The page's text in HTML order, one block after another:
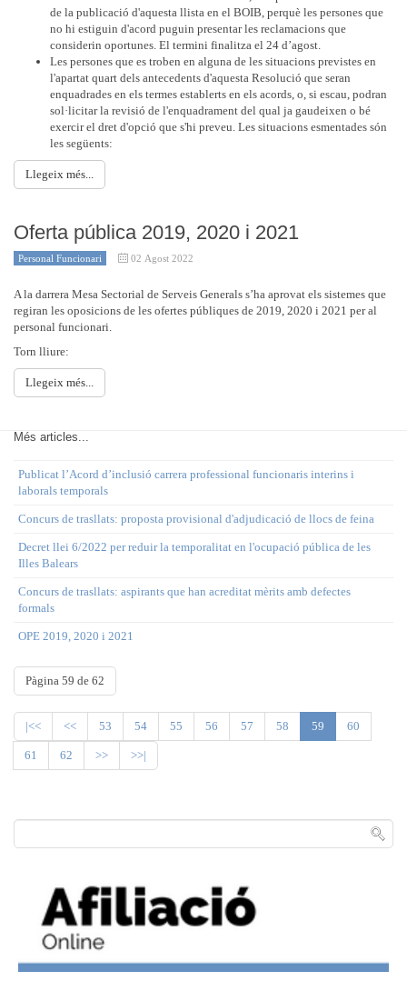
de la publicació d'aquesta llista en el BOIB, perquè les persones que
no hi estiguin d'acord puguin presentar les reclamacions que
considerin oportunes. El termini finalitza el 24 d’agost.
Les persones que es troben en alguna de les situacions previstes en
l'apartat quart dels antecedents d'aquesta Resolució que seran
enquadrades en els termes establerts en els acords, o, si escau, podran
sol·licitar la revisió de l'enquadrament del qual ja gaudeixen o bé
exercir el dret d'opció que s'hi preveu. Les situacions esmentades són
les següents:
Llegeix més...
Oferta pública 2019, 2020 i 2021
Personal Funcionari 02 Agost 2022
A la darrera Mesa Sectorial de Serveis Generals s’ha aprovat els sistemes que
regiran les oposicions de les ofertes públiques de 2019, 2020 i 2021 per al
personal funcionari.
Torn lliure:
Llegeix més...
Més articles...
Publicat l’Acord d’inclusió carrera professional funcionaris interins i
laborals temporals
Concurs de trasllats: proposta provisional d'adjudicació de llocs de feina
Decret llei 6/2022 per reduir la temporalitat en l'ocupació pública de les
Illes Balears
Concurs de trasllats: aspirants que han acreditat mèrits amb defectes
formals
OPE 2019, 2020 i 2021
Pàgina 59 de 62
|<< << 53 54 55 56 57 58 59 60
61 62 >> >>|